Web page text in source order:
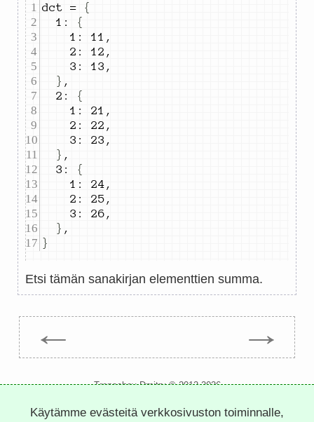
dct =
{
1 :
{
1 : 11 ,
2 : 12 ,
3 : 13 ,
} ,
2 :
{
1 : 21 ,
2 : 22 ,
3 : 23 ,
} ,
3 :
{
1 : 24 ,
2 : 25 ,
3 : 26 ,
} ,
}
Etsi tämän sanakirjan elementtien summa.
← →
Trepachev Dmitry © 2012-2026
tietosuojakäytäntö asetevät evästeet
Käytämme evästeitä verkkosivuston toiminnalle,